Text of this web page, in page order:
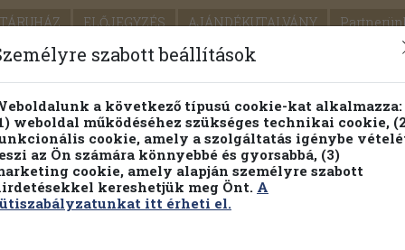
ELŐJEGYZÉS AJÁNDÉKUTALVÁNY
SEGÍTSÉG
PILLANATNYI ÁRAINK FENNTARTHATÓ
Részletes kereső Témaköri fa
szabott beállítások
a következő típusú cookie-kat alkalmazza:
weboldal működéséhez szükséges technikai cookie,
cookie, amely a szolgáltatás igénybe
az Ön számára könnyebbé és gyorsabbá, (3)
cookie, amely alapján személyre szabott
kereshetjük meg Önt. A
itt érheti el.